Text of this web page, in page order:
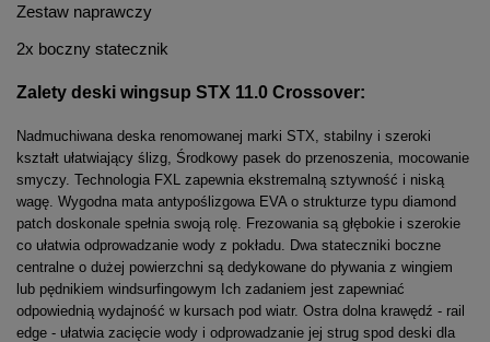
Zestaw naprawczy
2x boczny statecznik
Zalety deski wingsup STX 11.0 Crossover:
Nadmuchiwana deska renomowanej marki STX, stabilny i szeroki
kształt ułatwiający ślizg, Środkowy pasek do przenoszenia, mocowanie
smyczy. Technologia FXL zapewnia ekstremalną sztywność i niską
wagę. Wygodna mata antypoślizgowa EVA o strukturze typu diamond
patch doskonale spełnia swoją rolę. Frezowania są głębokie i szerokie
co ułatwia odprowadzanie wody z pokładu. Dwa stateczniki boczne
centralne o dużej powierzchni są dedykowane do pływania z wingiem
lub pędnikiem windsurfingowym Ich zadaniem jest zapewniać
odpowiednią wydajność w kursach pod wiatr. Ostra dolna krawędź - rail
edge - ułatwia zacięcie wody i odprowadzanie jej strug spod deski dla